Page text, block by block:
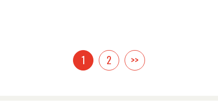
1 2 >>